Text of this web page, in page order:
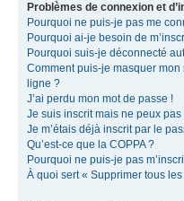
Problèmes de connexion et
Pourquoi ne puis-je pas me
Pourquoi ai-je besoin de
Pourquoi suis-je déconnecté
Comment puis-je masquer
ligne ?
J’ai perdu mon mot de passe !
Je suis inscrit mais ne peux
Je m’étais déjà inscrit par le
Qu’est-ce que la COPPA ?
Pourquoi ne puis-je pas
À quoi sert « Supprimer tous